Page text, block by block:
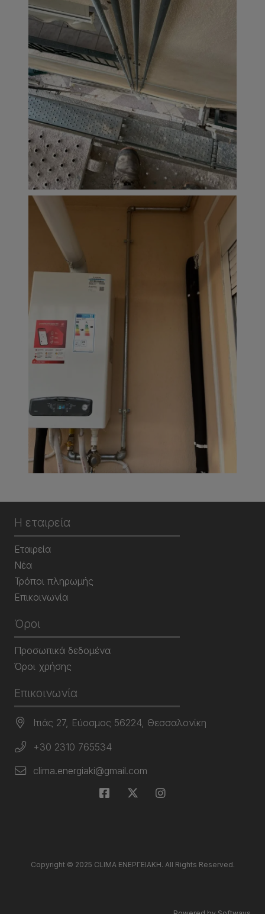
Η εταιρεία
Εταιρεία
Νέα
Τρόποι πληρωμής
Επικοινωνία
Όροι
Προσωπικά δεδομένα
Όροι χρήσης
Επικοινωνία
Ιτιάς 27, Εύοσμος 56224, Θεσσαλονίκη
+30 2310 765534
clima.energiaki@gmail.com
Copyright © 2025 CLIMA ΕΝΕΡΓΕΙΑΚΗ. All Rights Reserved.